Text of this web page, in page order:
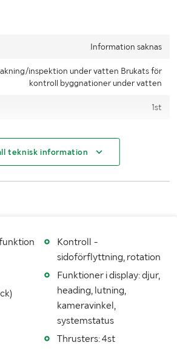
här
Information saknas
inspektion under vatten Brukats för
kontroll byggnationer under vatten
1st
Ca 11mg i luft
300m enligt säljare Hastighet: 1,5-3 knop,
0,8-1,5m/s Rotation: 180-270 grader tilt
teknisk information
Kontroll -
sidoförflyttning, rotation
Funktioner i display: djur,
heading, lutning,
kameravinkel,
systemstatus
Thrusters: 4st